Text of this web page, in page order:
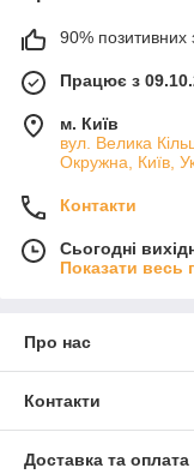
90% позитивних
Працює з
м. Київ
вул. Велика
Окружна, Київ,
Контакти
Сьогодні
Показати весь
Про нас
Контакти
Доставка та оплата